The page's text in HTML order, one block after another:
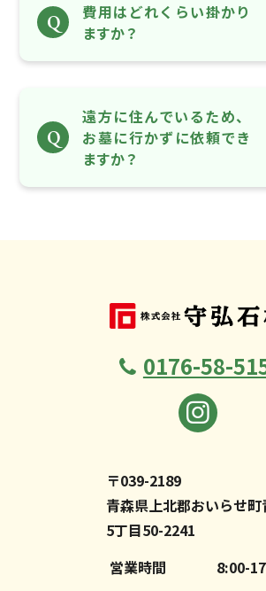
Q
費用はどれくらい掛かり
ますか？
Q
遠方に住んでいるため、
お墓に行かずに依頼でき
ますか？
0176-58-
〒039-2189
青森県上北郡おいらせ町
5丁目50-2241
営業時間
8:00-